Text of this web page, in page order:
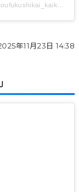
社会福祉法人和光福祉会 海光園(@wakoufukushikai_kaikouen)がシェアした投稿
年11月23日 14:38